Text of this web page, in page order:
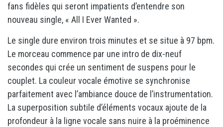
fans fidèles qui seront impatients d’entendre son
nouveau single, « All I Ever Wanted ».
Le single dure environ trois minutes et se situe à 97 bpm.
Le morceau commence par une intro de dix-neuf
secondes qui crée un sentiment de suspens pour le
couplet. La couleur vocale émotive se synchronise
parfaitement avec l’ambiance douce de l’instrumentation.
La superposition subtile d’éléments vocaux ajoute de la
profondeur à la ligne vocale sans nuire à la proéminence